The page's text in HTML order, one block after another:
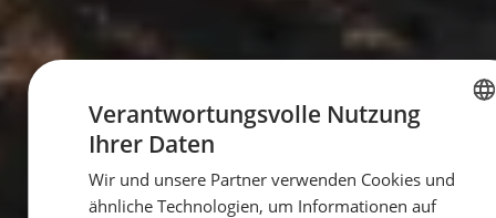
GERMAN
Verantwortungsvolle Nutzung
Ihrer Daten
Wir und unsere Partner verwenden Cookies und
ähnliche Technologien, um Informationen auf